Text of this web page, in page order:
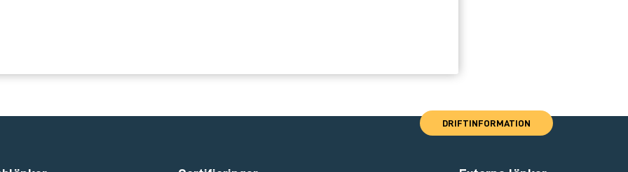
DRIFTINFORMATION